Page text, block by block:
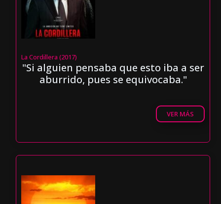
La Cordillera (2017)
"Si alguien pensaba que esto iba a ser
aburrido, pues se equivocaba."
VER MÁS